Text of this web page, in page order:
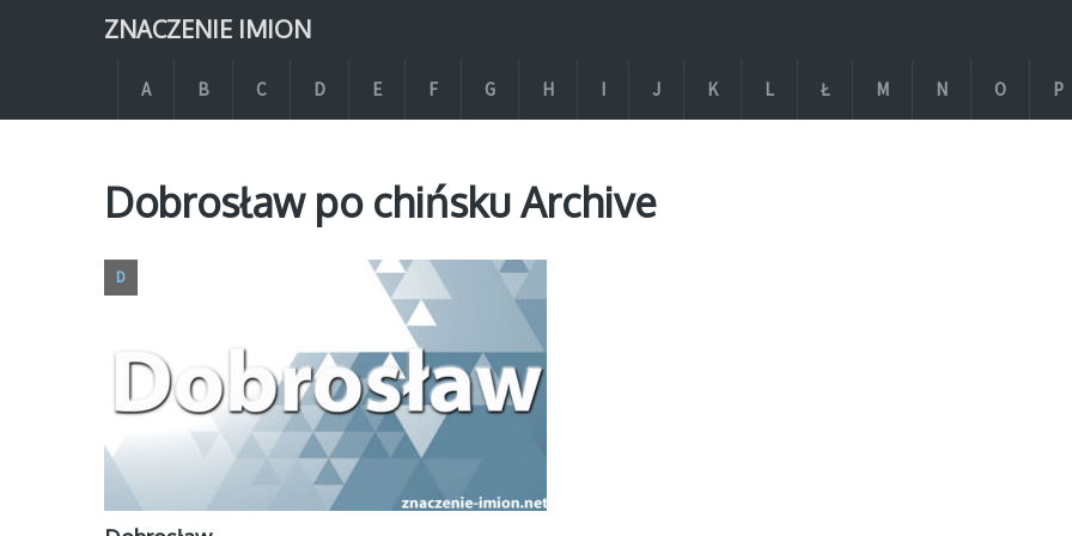
ZNACZENIE IMION
A B C D E F G H I J K L Ł M N O P
Dobrosław po chińsku Archive
D